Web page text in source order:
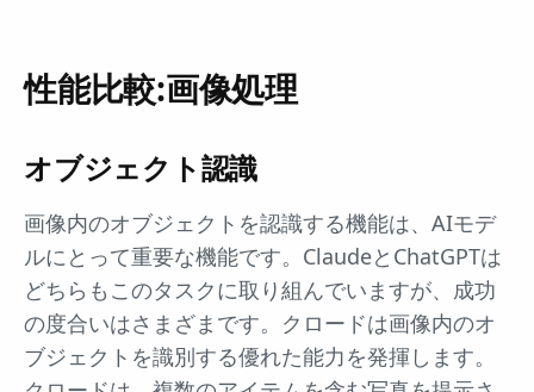
性能比較:画像処理
オブジェクト認識
画像内のオブジェクトを認識する機能は、AIモデ
ルにとって重要な機能です。ClaudeとChatGPTは
どちらもこのタスクに取り組んでいますが、成功
の度合いはさまざまです。クロードは画像内のオ
ブジェクトを識別する優れた能力を発揮します。